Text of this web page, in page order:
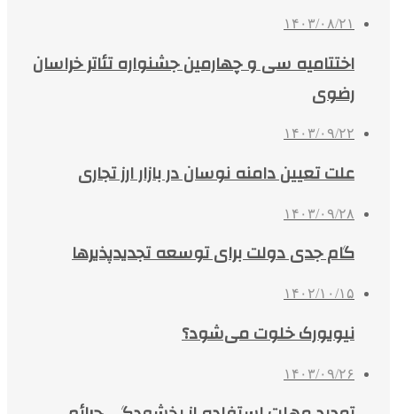
۱۴۰۳/۰۸/۲۱
اختتامیه سی و چهارمین جشنواره تئاتر خراسان
رضوی
۱۴۰۳/۰۹/۲۲
علت تعیین دامنه نوسان در بازار ارز تجاری
۱۴۰۳/۰۹/۲۸
گام جدی دولت برای توسعه تجدیدپذیرها
۱۴۰۲/۱۰/۱۵
نیویورک خلوت می‌شود؟
۱۴۰۳/۰۹/۲۶